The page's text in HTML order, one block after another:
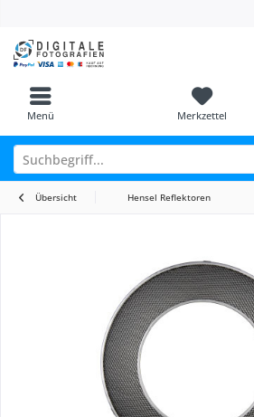
Menü Merkzettel
Übersicht Hensel Reflektoren